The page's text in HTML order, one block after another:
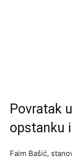
Povratak
opstanku
Faim Bašić,